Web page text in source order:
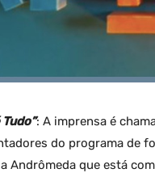
: A imprensa é
do programa de
Andrômeda que está